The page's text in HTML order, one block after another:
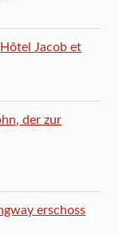
Jacob et
der zur
erschoss